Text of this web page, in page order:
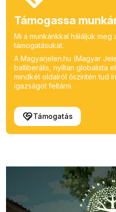
Támogassa
Mi a munkánkkal háláljuk
támogatásukat.
A Magyarjelen.hu (Magyar
balliberális, nyíltan globalista
mindkét oldalról őszintén tud
igazságot feltárni.
Támogatás